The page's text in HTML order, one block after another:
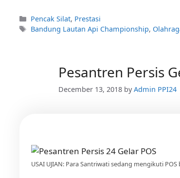
Categories
Pencak Silat, Prestasi
Tags
Bandung Lautan Api Championship,
Pesantren Persis
December 13, 2018 byAdmin PPI24
USAI UJIAN: Para Santriwati sedang mengikuti